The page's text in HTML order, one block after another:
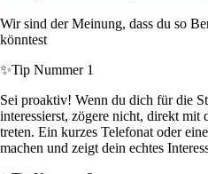
Wir sind der Meinung, dass du so
könntest
✨Tip Nummer 1
Sei proaktiv! Wenn du dich für die
interessierst, zögere nicht, direkt
treten. Ein kurzes Telefonat oder
machen und zeigt dein echtes